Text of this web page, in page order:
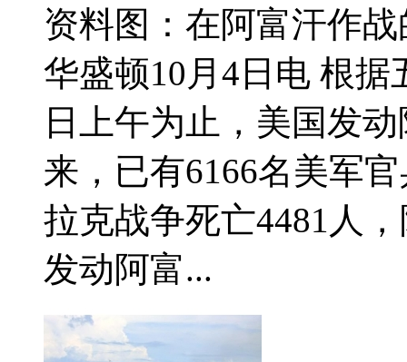
资料图：在阿富汗作
华盛顿10月4日电 根
日上午为止，美国发
来，已有6166名美军
拉克战争死亡4481人
发动阿富...